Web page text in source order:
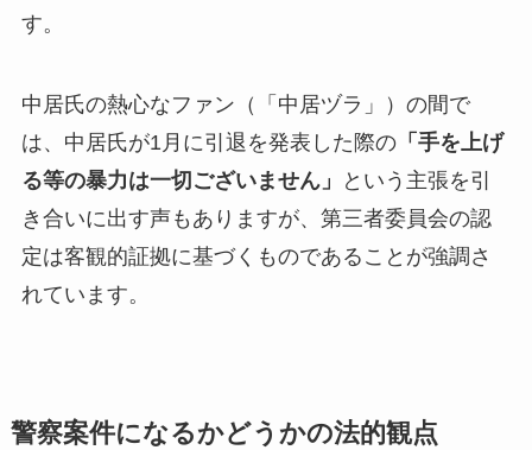
す。
中居氏の熱心なファン（「中居ヅラ」）の間で
は、中居氏が1月に引退を発表した際の「手を上げ
る等の暴力は一切ございません」
という主張を引
き合いに出す声もありますが、第三者委員会の認
定は客観的証拠に基づくものであることが強調さ
れています。
警察案件になるかどうかの法的観点